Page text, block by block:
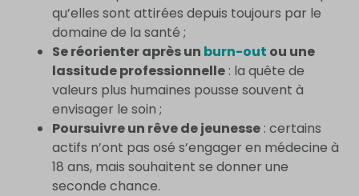
qu’elles sont attirées depuis toujours par le
domaine de la santé ;
Se réorienter après un burn-out ou une
lassitude professionnelle : la quête de
valeurs plus humaines pousse souvent à
envisager le soin ;
Poursuivre un rêve de jeunesse : certains
actifs n’ont pas osé s’engager en médecine à
18 ans, mais souhaitent se donner une
seconde chance.